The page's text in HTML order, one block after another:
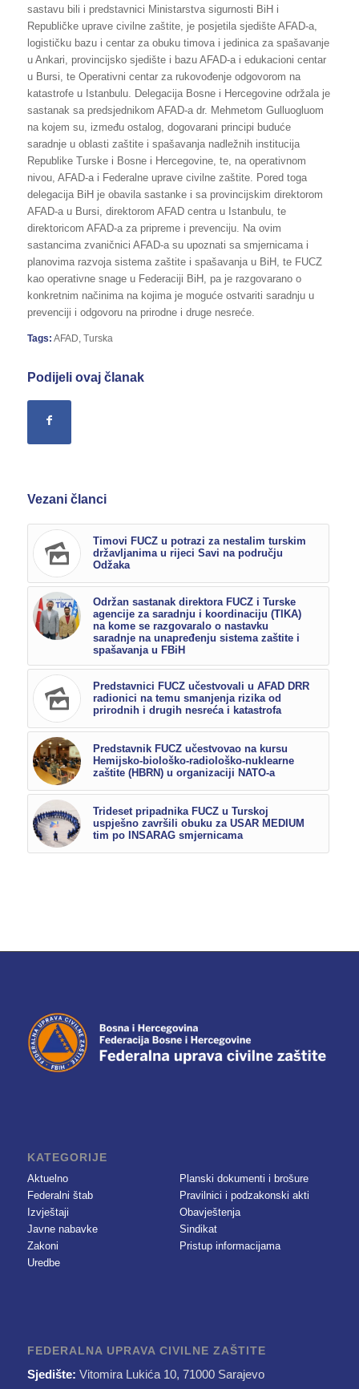
sastavu bili i predstavnici Ministarstva sigurnosti BiH i
Republičke uprave civilne zaštite, je posjetila sjedište AFAD-a,
logističku bazu i centar za obuku timova i jedinica za spašavanje
u Ankari, provincijsko sjedište i bazu AFAD-a i edukacioni centar
u Bursi, te Operativni centar za rukovođenje odgovorom na
katastrofe u Istanbulu. Delegacija Bosne i Hercegovine održala je
sastanak sa predsjednikom AFAD-a dr. Mehmetom Gulluogluom
na kojem su, između ostalog, dogovarani principi buduće
saradnje u oblasti zaštite i spašavanja nadležnih institucija
Republike Turske i Bosne i Hercegovine, te, na operativnom
nivou, AFAD-a i Federalne uprave civilne zaštite. Pored toga
delegacija BiH je obavila sastanke i sa provincijskim direktorom
AFAD-a u Bursi, direktorom AFAD centra u Istanbulu, te
direktoricom AFAD-a za pripreme i prevenciju. Na ovim
sastancima zvaničnici AFAD-a su upoznati sa smjernicama i
planovima razvoja sistema zaštite i spašavanja u BiH, te FUCZ
kao operativne snage u Federaciji BiH, pa je razgovarano o
konkretnim načinima na kojima je moguće ostvariti saradnju u
prevenciji i odgovoru na prirodne i druge nesreće.
Tags: AFAD Turska
Podijeli ovaj članak
Vezani članci
Timovi FUCZ u potrazi za nestalim turskim
državljanima u rijeci Savi na području
Odžaka
Održan sastanak direktora FUCZ i Turske
agencije za saradnju i koordinaciju (TIKA)
na kome se razgovaralo o nastavku
saradnje na unapređenju sistema zaštite i
spašavanja u FBiH
Predstavnici FUCZ učestvovali u AFAD DRR
radionici na temu smanjenja rizika od
prirodnih i drugih nesreća i katastrofa
Predstavnik FUCZ učestvovao na kursu
Hemijsko-biološko-radiološko-nuklearne
zaštite (HBRN) u organizaciji NATO-a
Trideset pripadnika FUCZ u Turskoj
uspješno završili obuku za USAR MEDIUM
tim po INSARAG smjernicama
KATEGORIJE
Aktuelno
Federalni štab
Izvještaji
Javne nabavke
Zakoni
Uredbe
Planski dokumenti i brošure
Pravilnici i podzakonski akti
Obavještenja
Sindikat
Pristup informacijama
FEDERALNA UPRAVA CIVILNE ZAŠTITE
Sjedište: Vitomira Lukića 10, 71000 Sarajevo